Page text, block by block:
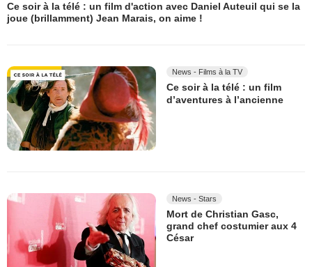
Ce soir à la télé : un film d'action avec Daniel Auteuil qui se la
joue (brillamment) Jean Marais, on aime !
News - Films à la TV
Ce soir à la télé : un film
d’aventures à l’ancienne
News - Stars
Mort de Christian Gasc,
grand chef costumier aux 4
César